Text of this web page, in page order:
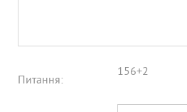
Питання:
156+2